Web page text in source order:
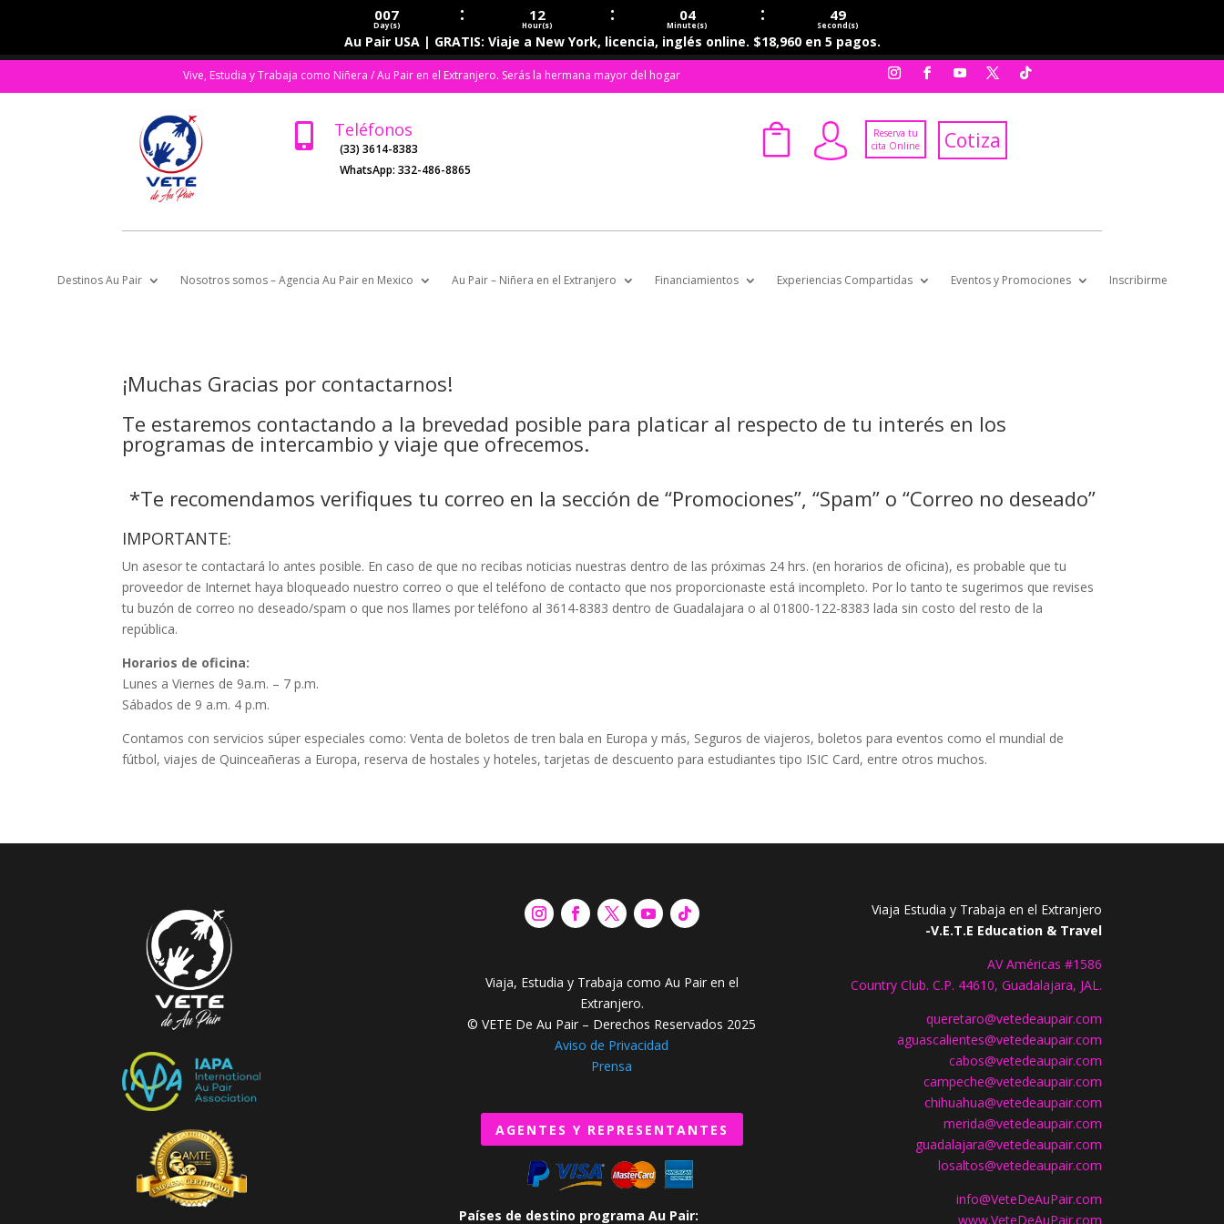
007
Day(s) : 12
Hour(s) : 04
Minute(s) : 49
Second(s)
Au Pair USA | GRATIS: Viaje a New York, licencia, inglés online. $18,960 en 5 pagos.
Vive, Estudia y Trabaja como Niñera / Au Pair en el Extranjero. Serás la hermana mayor del hogar
 Teléfonos
(33) 3614-8383
WhatsApp:332-486-8865

Reserva tu
cita Online
Cotiza
Destinos Au Pair Nosotros somos – Agencia Au Pair en Mexico Au Pair – Niñera en el Extranjero Financiamientos Experiencias Compartidas Eventos y Promociones Inscribirme
¡Muchas Gracias por contactarnos!
Te estaremos contactando a la brevedad posible para platicar al respecto de tu interés en los
programas de intercambio y viaje que ofrecemos.
*Te recomendamos verifiques tu correo en la sección de “Promociones”, “Spam” o “Correo no deseado”
IMPORTANTE:
Un asesor te contactará lo antes posible. En caso de que no recibas noticias nuestras dentro de las próximas 24 hrs. (en horarios de oficina), es probable que tu
proveedor de Internet haya bloqueado nuestro correo o que el teléfono de contacto que nos proporcionaste está incompleto. Por lo tanto te sugerimos que revises
tu buzón de correo no deseado/spam o que nos llames por teléfono al 3614-8383 dentro de Guadalajara o al 01800-122-8383 lada sin costo del resto de la
república.
Horarios de oficina:
Lunes a Viernes de 9a.m. – 7 p.m.
Sábados de 9 a.m. 4 p.m.
Contamos con servicios súper especiales como: Venta de boletos de tren bala en Europa y más, Seguros de viajeros, boletos para eventos como el mundial de
fútbol, viajes de Quinceañeras a Europa, reserva de hostales y hoteles, tarjetas de descuento para estudiantes tipo ISIC Card, entre otros muchos.
Viaja, Estudia y Trabaja como Au Pair en el
Extranjero.
© VETE De Au Pair – Derechos Reservados 2025
Aviso de Privacidad
Prensa
AGENTES Y REPRESENTANTES
Países de destino programa Au Pair:
Viaja Estudia y Trabaja en el Extranjero
-V.E.T.E Education & Travel
AV Américas #1586
Country Club. C.P. 44610, Guadalajara, JAL.
queretaro@vetedeaupair.com
aguascalientes@vetedeaupair.com
cabos@vetedeaupair.com
campeche@vetedeaupair.com
chihuahua@vetedeaupair.com
merida@vetedeaupair.com
guadalajara@vetedeaupair.com
losaltos@vetedeaupair.com
info@VeteDeAuPair.com
www.VeteDeAuPair.com